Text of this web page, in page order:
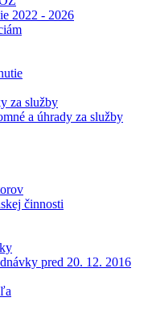
2022 - 2026
za služby
a úhrady za služby
činnosti
pred 20. 12. 2016